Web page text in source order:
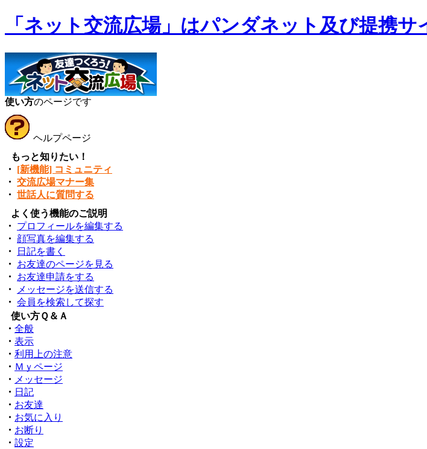
「ネット交流広場」はパンダネット及び提携サ
使い方のページです
ヘルプページ
もっと知りたい！
・
[新機能] コミュニティ
・ 交流広場マナー集
・ 世話人に質問する
よく使う機能のご説明
・
プロフィールを編集する
・
顔写真を編集する
・
日記を書く
・
お友達のページを見る
・
お友達申請をする
・
メッセージを送信する
・ 会員を検索して探す
使い方Ｑ＆Ａ
・ 全般
・ 表示
・ 利用上の注意
・ Ｍｙページ
・ メッセージ
・ 日記
・ お友達
・ お気に入り
・ お断り
・ 設定